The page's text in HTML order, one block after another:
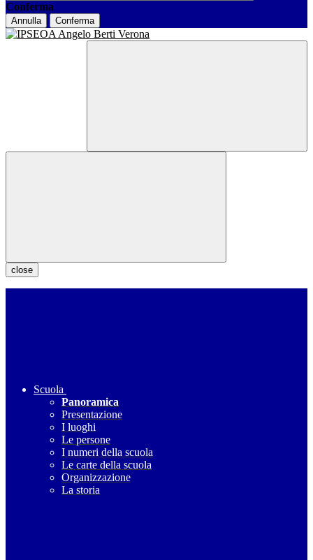
Conferma
Annulla Conferma
close
Scuola
Panoramica
Presentazione
I luoghi
Le persone
I numeri della scuola
Le carte della scuola
Organizzazione
La storia